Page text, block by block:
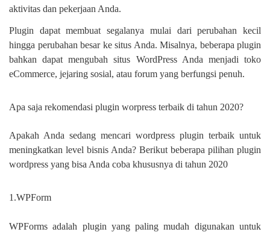
aktivitas dan pekerjaan Anda.
Plugin dapat membuat segalanya mulai dari perubahan kecil
hingga perubahan besar ke situs Anda. Misalnya, beberapa plugin
bahkan dapat mengubah situs WordPress Anda menjadi toko
eCommerce, jejaring sosial, atau forum yang berfungsi penuh.
Apa saja rekomendasi plugin worpress terbaik di tahun 2020?
Apakah Anda sedang mencari wordpress plugin terbaik untuk
meningkatkan level bisnis Anda? Berikut beberapa pilihan plugin
wordpress yang bisa Anda coba khususnya di tahun 2020
1.WPForm
WPForms adalah plugin yang paling mudah digunakan untuk